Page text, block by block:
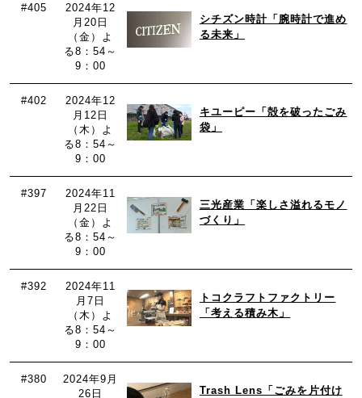
#405
2024年12
月20日
（金）よ
る8：54～
9：00
シチズン時計「腕時計で進め
る未来」
#402
2024年12
月12日
（木）よ
る8：54～
9：00
キユーピー「殻を破ったごみ
袋」
#397
2024年11
月22日
（金）よ
る8：54～
9：00
三光産業「楽しさ溢れるモノ
づくり」
#392
2024年11
月7日
（木）よ
る8：54～
9：00
トコクラフトファクトリー
「考える積み木」
#380
2024年9月
26日
Trash Lens「ごみを片付け